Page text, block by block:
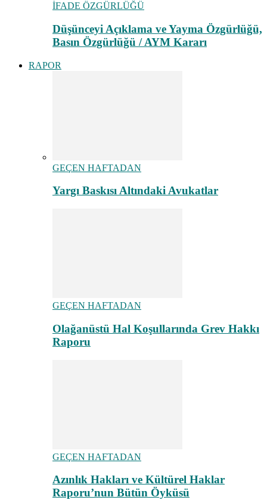
İFADE ÖZGÜRLÜĞÜ
Düşünceyi Açıklama ve Yayma Özgürlüğü,
Basın Özgürlüğü / AYM Kararı
RAPOR
GEÇEN HAFTADAN
Yargı Baskısı Altındaki Avukatlar
GEÇEN HAFTADAN
Olağanüstü Hal Koşullarında Grev Hakkı
Raporu
GEÇEN HAFTADAN
Azınlık Hakları ve Kültürel Haklar
Raporu’nun Bütün Öyküsü